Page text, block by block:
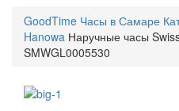
GoodTime Часы в Самаре
Hanowa Наручные часы
SMWGL0005530